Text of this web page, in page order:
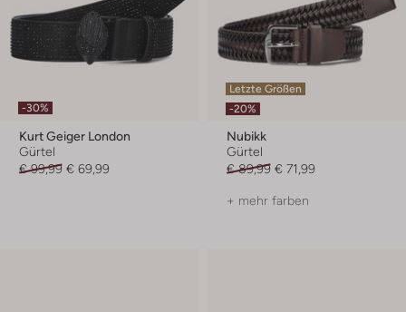
-30%
Kurt Geiger London
Gürtel
€ 99,99 € 69,99
Letzte Größen
-20%
Nubikk
Gürtel
€ 89,99 € 71,99
+ mehr farben